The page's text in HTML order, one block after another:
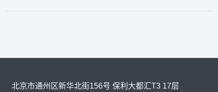
北京市通州区新华北街156号 保利大都汇T3 17层